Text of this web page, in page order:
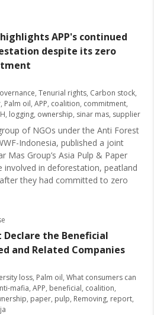
APP's continued
despite its zero
, Tenurial rights, Carbon stock,
, Palm oil, APP, coalition, commitment,
, logging, ownership, sinar mas, supplier
of NGOs under the Anti Forest
Indonesia, published a joint
Mas Group’s Asia Pulp & Paper
involved in deforestation, peatland
they had committed to zero
Declare the Beneficial
and Related Companies
loss, Palm oil, What consumers can
mafia, APP, beneficial, coalition,
, paper, pulp, Removing, report,